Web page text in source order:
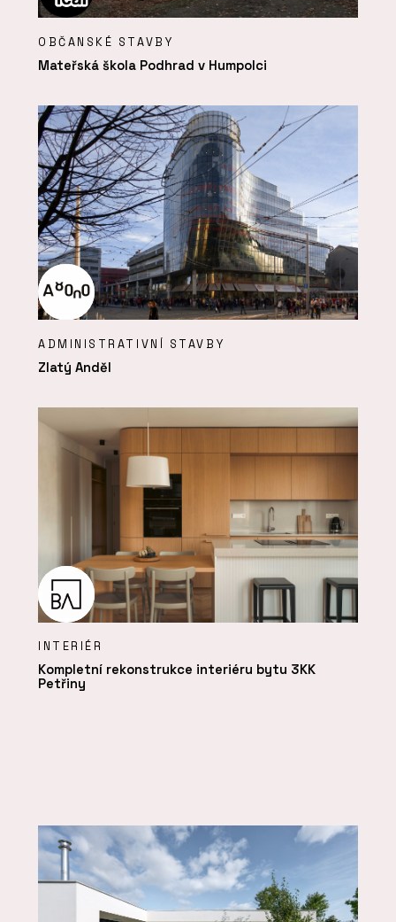
OBČANSKÉ STAVBY
Mateřská škola Podhrad v Humpolci
ADMINISTRATIVNÍ STAVBY
Zlatý Anděl
INTERIÉR
Kompletní rekonstrukce interiéru bytu 3KK
Petřiny